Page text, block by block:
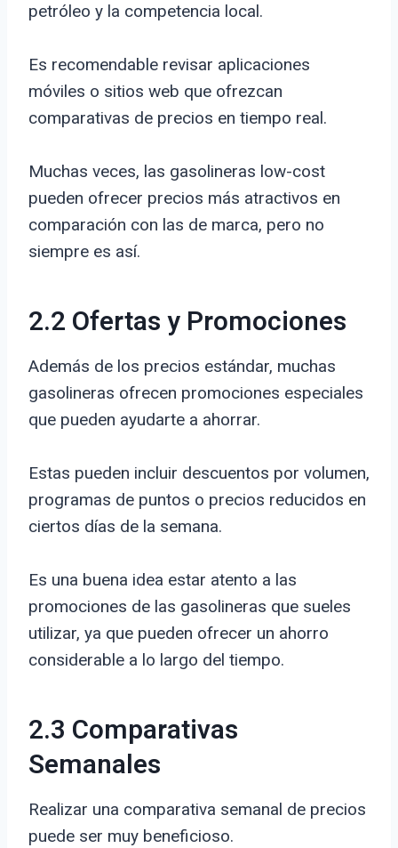
petróleo y la competencia local.
Es recomendable revisar aplicaciones
móviles o sitios web que ofrezcan
comparativas de precios en tiempo real.
Muchas veces, las gasolineras low-cost
pueden ofrecer precios más atractivos en
comparación con las de marca, pero no
siempre es así.
2.2 Ofertas y Promociones
Además de los precios estándar, muchas
gasolineras ofrecen promociones especiales
que pueden ayudarte a ahorrar.
Estas pueden incluir descuentos por volumen,
programas de puntos o precios reducidos en
ciertos días de la semana.
Es una buena idea estar atento a las
promociones de las gasolineras que sueles
utilizar, ya que pueden ofrecer un ahorro
considerable a lo largo del tiempo.
2.3 Comparativas
Semanales
Realizar una comparativa semanal de precios
puede ser muy beneficioso.